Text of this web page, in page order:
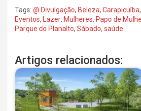
Tags: @ Divulgação, Beleza, Carapicuíba,
Eventos, Lazer, Mulheres, Papo de
Parque do Planalto, Sábado, saúde
Artigos relacionados: